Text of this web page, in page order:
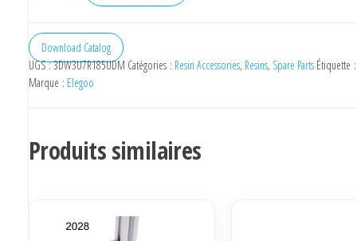
Vat
for
ELEGOO
Download Catalog
UGS :3DW3U7R185UDM Catégories : Resin Accessories, Resins, Spare Parts Étiquette
Marque : Elegoo
Produits similaires